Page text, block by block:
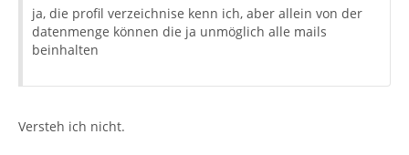
ja, die profil verzeichnise kenn ich, aber allein von der
datenmenge können die ja unmöglich alle mails
beinhalten
Versteh ich nicht.